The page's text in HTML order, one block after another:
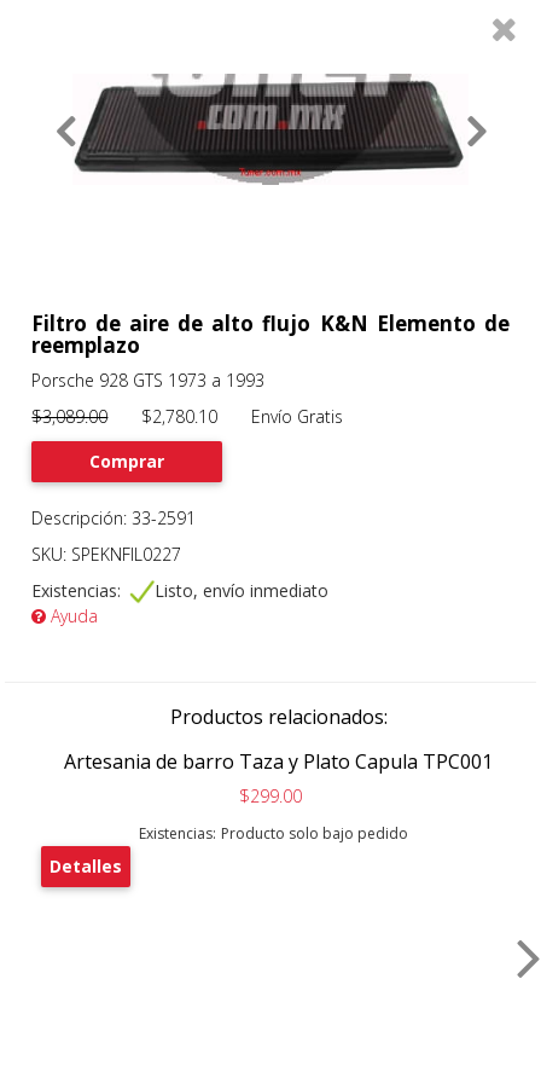
About
Services
0
Previous
Filtro de aire de alto flujo K&N Elemento de
reemplazo
Porsche 928 GTS 1973 a 1993
$3,089.00$2,780.10 Envío Gratis
Comprar
Descripción: 33-2591
SKU: SPEKNFIL0227
Existencias:
Listo, envío inmediato
Ayuda
Productos relacionados:
Artesania de barro Taza y Plato Capula TPC001
$299.00
Existencias: Producto solo bajo pedido
Detalles